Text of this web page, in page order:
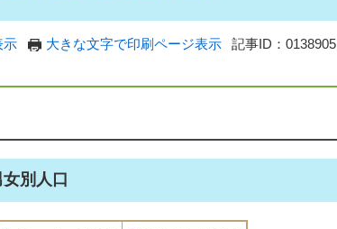
示 大きな文字で印刷ページ表示 記事ID：0138905
別人口